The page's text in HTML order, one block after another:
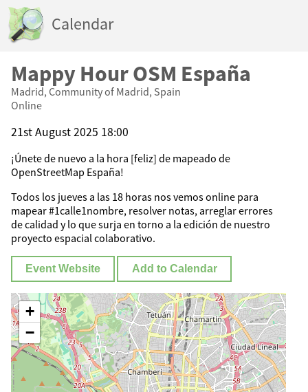
Calendar
Mappy Hour OSM España
Madrid, Community of Madrid, Spain
Online
21st August 2025 18:00
¡Únete de nuevo a la hora [feliz] de mapeado de
OpenStreetMap España!
Todos los jueves a las 18 horas nos vemos online para
mapear #1calle1nombre, resolver notas, arreglar errores
de calidad y lo que surja en torno a la edición de nuestro
proyecto espacial colaborativo.
Event Website Add to Calendar
+
−